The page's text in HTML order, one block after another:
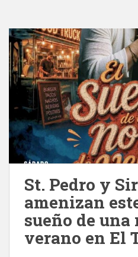
St. Pedro y
amenizan
sueño de una
verano en El